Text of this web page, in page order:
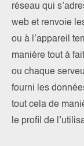
réseau qui
web et renvoie
ou à l’appareil
manière tout à
ou chaque
fourni les
tout cela de
le profil de